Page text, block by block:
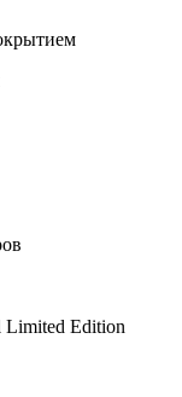
Limited Edition